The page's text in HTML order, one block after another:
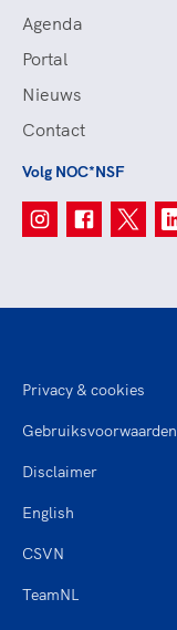
Agenda
Portal
Nieuws
Contact
Volg NOC*NSF
Privacy & cookies
Gebruiksvoorwaarden
Disclaimer
English
CSVN
TeamNL